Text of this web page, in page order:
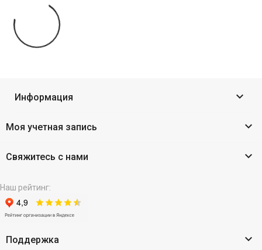
Информация 
Моя учетная запись 
Свяжитесь с нами 
Наш рейтинг:
Поддержка 